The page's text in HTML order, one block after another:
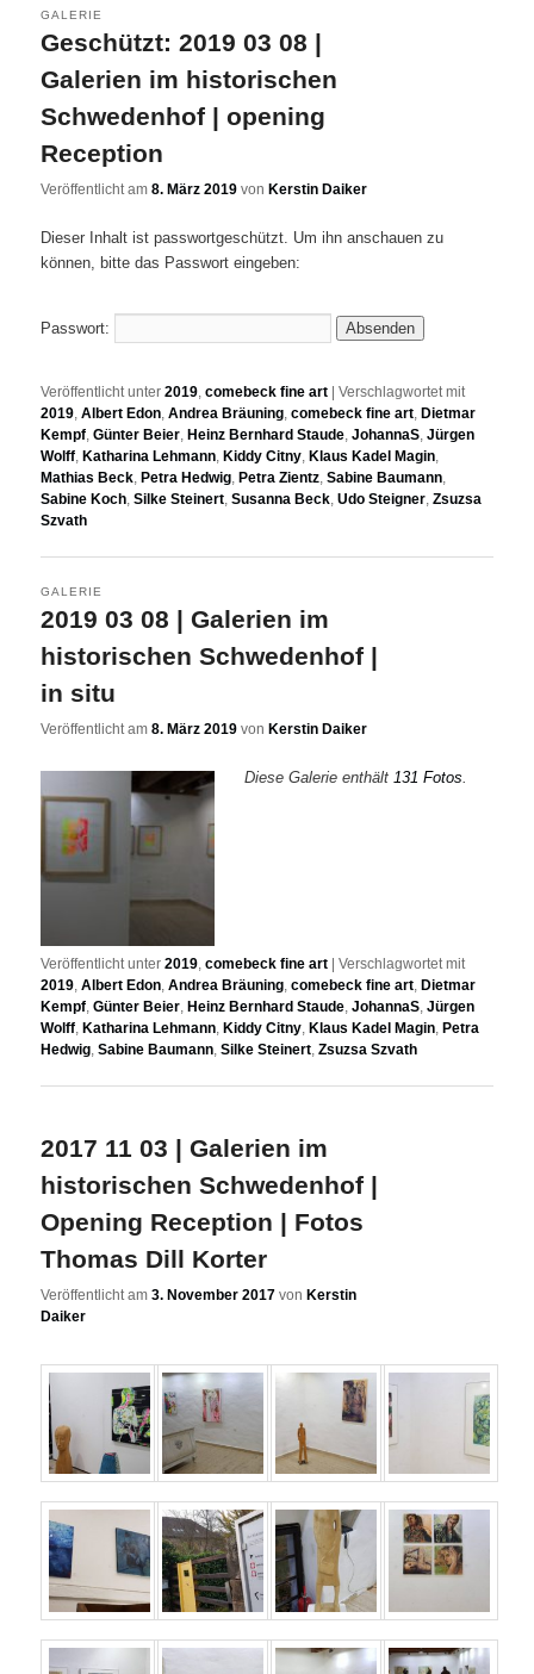
Geschützt: 2019 03 08 |
Galerien im historischen
Schwedenhof | opening
Reception
GALERIE
Veröffentlicht am8. März 2019 von Kerstin Daiker
Dieser Inhalt ist passwortgeschützt. Um ihn anschauen zu
können, bitte das Passwort eingeben:
Passwort:
Veröffentlicht unter 2019 ,comebeck fine art |Verschlagwortet mit
2019 ,Albert Edon ,Andrea Bräuning ,comebeck fine art ,Dietmar
Kempf ,Günter Beier ,Heinz Bernhard Staude ,JohannaS ,Jürgen
Wolff ,Katharina Lehmann ,Kiddy Citny ,Klaus Kadel Magin
Mathias Beck ,Petra Hedwig ,Petra Zientz ,Sabine Baumann
Sabine Koch ,Silke Steinert ,Susanna Beck ,Udo Steigner ,Zsuzsa
Szvath
2019 03 08 | Galerien im
historischen Schwedenhof |
in situ
GALERIE
Veröffentlicht am8. März 2019 von Kerstin Daiker
Diese Galerie enthält131 Fotos.
Veröffentlicht unter 2019 ,comebeck fine art |Verschlagwortet mit
2019 ,Albert Edon ,Andrea Bräuning ,comebeck fine art ,Dietmar
Kempf ,Günter Beier ,Heinz Bernhard Staude ,JohannaS ,Jürgen
Wolff ,Katharina Lehmann ,Kiddy Citny ,Klaus Kadel Magin ,Petra
Hedwig ,Sabine Baumann ,Silke Steinert ,Zsuzsa Szvath
2017 11 03 | Galerien im
historischen Schwedenhof |
Opening Reception | Fotos
Thomas Dill Korter
Veröffentlicht am3. November 2017 von Kerstin
Daiker